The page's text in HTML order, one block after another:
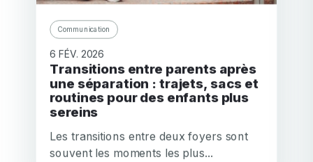
Communication
6 FÉV. 2026
Transitions entre parents après
une séparation : trajets, sacs et
routines pour des enfants plus
sereins
Les transitions entre deux foyers sont
souvent les moments les plus...